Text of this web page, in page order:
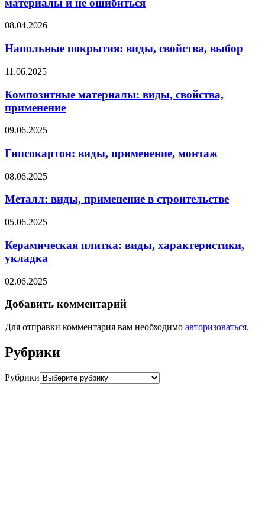
08.04.2026
Напольные покрытия: виды, свойства, выбор
11.06.2025
Композитные материалы: виды, свойства,
применение
09.06.2025
Гипсокартон: виды, применение, монтаж
08.06.2025
Металл: виды, применение в строительстве
05.06.2025
Керамическая плитка: виды, характеристики,
укладка
02.06.2025
Добавить комментарий
Для отправки комментария вам необходимо авторизоваться.
Рубрики
Рубрики